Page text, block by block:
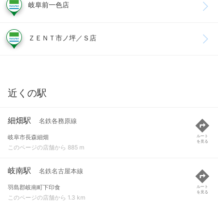
岐阜前一色店
ＺＥＮＴ市ノ坪／Ｓ店
近くの駅
細畑駅 名鉄各務原線
岐阜市長森細畑
このページの店舗から 885 m
ルート
を見る
岐南駅 名鉄名古屋本線
羽島郡岐南町下印食
このページの店舗から 1.3 km
ルート
を見る